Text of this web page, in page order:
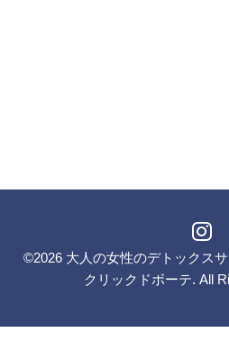
©2026 大人の女性のデトックス
クリックドボーテ. All